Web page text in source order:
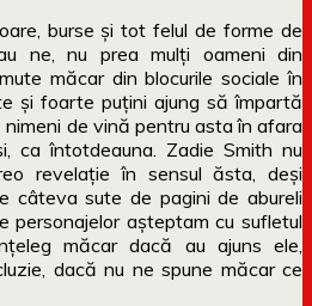
burse și tot felul de forme de
ne, nu prea mulți oameni din
măcar din blocurile sociale în
și foarte puțini ajung să împartă
nimeni de vină pentru asta în afara
ca întotdeauna. Zadie Smith nu
revelație în sensul ăsta, deși
câteva sute de pagini de abureli
personajelor așteptam cu sufletul
măcar dacă au ajuns ele,
dacă nu ne spune măcar ce